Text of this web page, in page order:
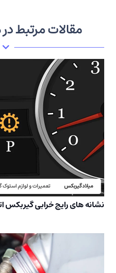
مقالات مرتبط
نشانه های رایج خرابی گیربکس